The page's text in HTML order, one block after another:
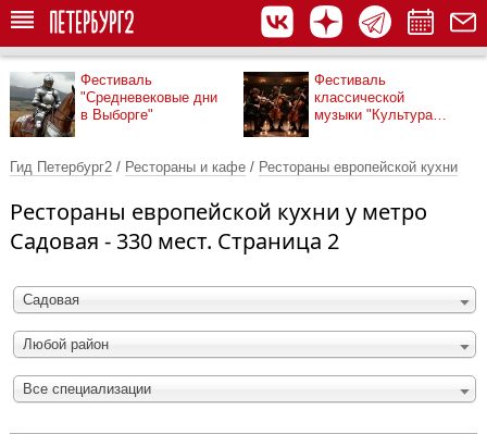
Фестиваль
"Средневековые дни
в Выборге"
Фестиваль
классической
музыки "Культура
Гид Петербург2 / Рестораны и кафе / Рестораны европейской кухни
Рестораны европейской кухни у метро
Садовая - 330 мест. Страница 2
Садовая
Любой район
Все специализации